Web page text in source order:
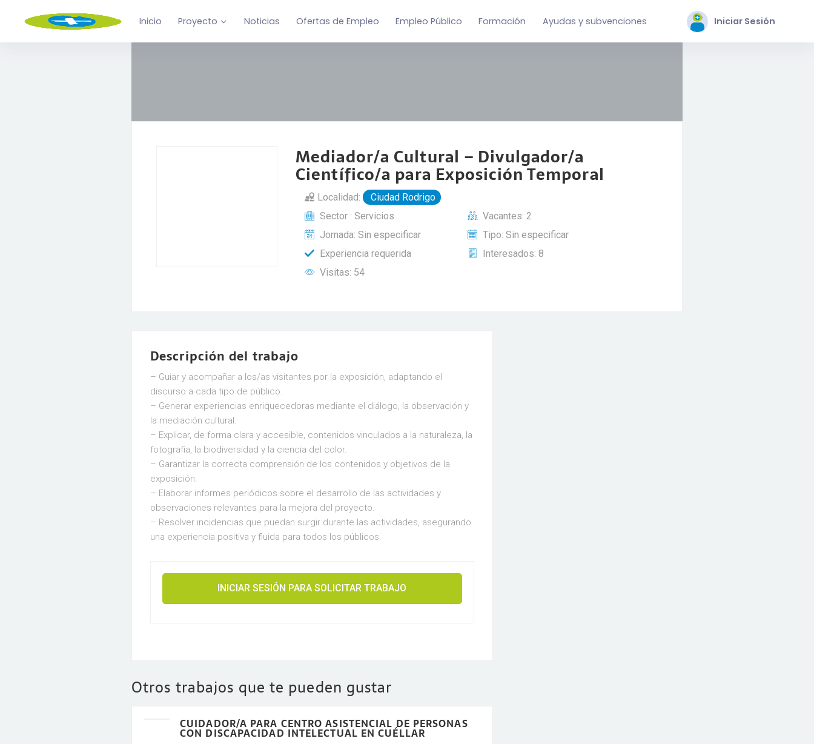
Inicio Proyecto Noticias Ofertas de Empleo Empleo Público Formación Ayudas y subvenciones Iniciar Sesión
Mediador/a Cultural – Divulgador/a
Científico/a para Exposición Temporal
Localidad:
Ciudad Rodrigo
Sector : Servicios
Vacantes: 2
Jornada: Sin especificar
Tipo: Sin especificar
Experiencia requerida
Interesados: 8
Visitas: 54
Descripción del trabajo
– Guiar y acompañar a los/as visitantes por la exposición, adaptando el
discurso a cada tipo de público.
– Generar experiencias enriquecedoras mediante el diálogo, la observación y
la mediación cultural.
– Explicar, de forma clara y accesible, contenidos vinculados a la naturaleza, la
fotografía, la biodiversidad y la ciencia del color.
– Garantizar la correcta comprensión de los contenidos y objetivos de la
exposición.
– Elaborar informes periódicos sobre el desarrollo de las actividades y
observaciones relevantes para la mejora del proyecto.
– Resolver incidencias que puedan surgir durante las actividades, asegurando
una experiencia positiva y fluida para todos los públicos.
INICIAR SESIÓN PARA SOLICITAR TRABAJO
Otros trabajos que te pueden gustar
CUIDADOR/A PARA CENTRO ASISTENCIAL DE PERSONAS
CON DISCAPACIDAD INTELECTUAL EN CUÉLLAR